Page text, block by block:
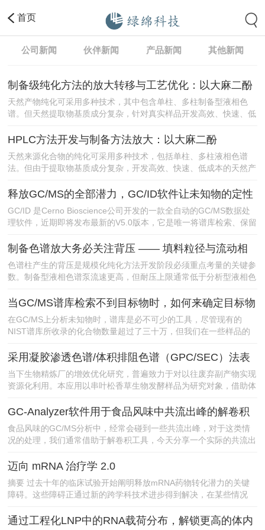
首页
公司新闻 伙伴新闻 产品新闻 其他新闻
制备级纯化方法的放大转移与工艺优化：以大麻二酚
（CBD）的制备纯化为例
天然产物纯化可采用多种技术，其中包含单柱、多柱制备型液相色
谱。但天然提取物基质成分复杂，针对真实样品开发高效、快速、低
HPLC方法开发与制备方法放大：以大麻二酚
（CBD）纯化为例
天然来源化合物的纯化可采用多种技术，包括单柱、多柱液相色谱
法。但由于提取物基质成分复杂，开发高效、快速、低成本的天然产
释放GC/MS的全部潜力，GC/ID软件让未知物的定性
分析变得更简单
GC/ID 是Cerno Bioscience公司开发的一款全自动的GC/MS数据处
理软件，近期即将发布最新的V5.0版本，它是唯一将谱库检索、保留
制备色谱放大务必关注背压 —— 填料粒径与流动相
组成对背压的影响
色谱柱产生的背压是规模化纯化方法开发阶段必须重点考量的关键参
数。制备型液相色谱泵流速更高，但耐压上限通常低于分析型液相色
当GC/MS谱库检索不到目标物时，如何来确定目标物
的分子式？
在GC/MS上分析未知物时，谱库是必不可少的工具，尽管现有的
NIST谱库所收录的化合物数量超过了三十万，但我们在一些样品的
采用凝胶渗透色谱/体积排阻色谱（GPC/SEC）法表
征和制备发酵产物中的果聚糖
当下生物精炼厂的增效优化研究，普遍致力于对以往废弃副产物实现
资源化利用。本应用以串叶松香草生物发酵样品为研究对象，借助体
GC-Analyzer软件用于食品风味中共流出峰的解卷积
分析及谱库检索
食品风味的GC/MS分析中，经常会碰到一些共流出峰，对于这类情
况的处理，我们通常借助于解卷积工具，今天分享一个实际的共流出
迈向 mRNA 治疗学 2.0
摘要 过去十年的临床试验开始阐明释放mRNA药物转化潜力的关键
障碍。这些障碍正通过新的跨学科技术进步得到解决，在某些情况
通过工程化LNP中的RNA载荷分布，解锁更高的体内